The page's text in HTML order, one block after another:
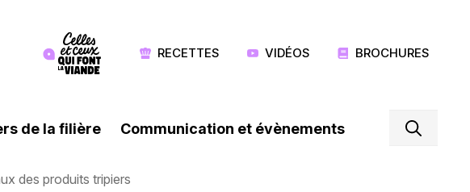
Image
RECETTES VIDÉOS BROCHURES
de la filière Communication et évènements
des produits tripiers